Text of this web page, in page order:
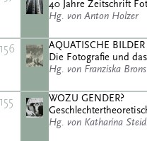
40 Jahre Zeitschrift
Hg. von Anton Holzer
156
AQUATISCHE BILDER
Die Fotografie und
Hg. von Franziska Brons
155
WOZU GENDER?
Hg. von Katharina